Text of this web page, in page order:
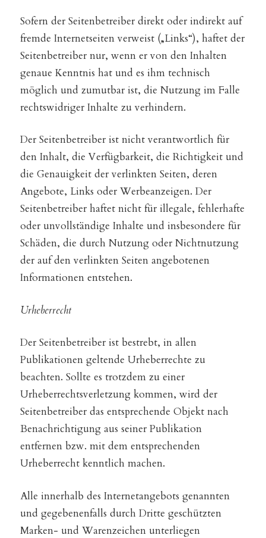
Sofern der Seitenbetreiber direkt oder indirekt auf
fremde Internetseiten verweist („Links“), haftet der
Seitenbetreiber nur, wenn er von den Inhalten
genaue Kenntnis hat und es ihm technisch
möglich und zumutbar ist, die Nutzung im Falle
rechtswidriger Inhalte zu verhindern.
Der Seitenbetreiber ist nicht verantwortlich für
den Inhalt, die Verfügbarkeit, die Richtigkeit und
die Genauigkeit der verlinkten Seiten, deren
Angebote, Links oder Werbeanzeigen. Der
Seitenbetreiber haftet nicht für illegale, fehlerhafte
oder unvollständige Inhalte und insbesondere für
Schäden, die durch Nutzung oder Nichtnutzung
der auf den verlinkten Seiten angebotenen
Informationen entstehen.
Urheberrecht
Der Seitenbetreiber ist bestrebt, in allen
Publikationen geltende Urheberrechte zu
beachten. Sollte es trotzdem zu einer
Urheberrechtsverletzung kommen, wird der
Seitenbetreiber das entsprechende Objekt nach
Benachrichtigung aus seiner Publikation
entfernen bzw. mit dem entsprechenden
Urheberrecht kenntlich machen.
Alle innerhalb des Internetangebots genannten
und gegebenenfalls durch Dritte geschützten
Marken- und Warenzeichen unterliegen